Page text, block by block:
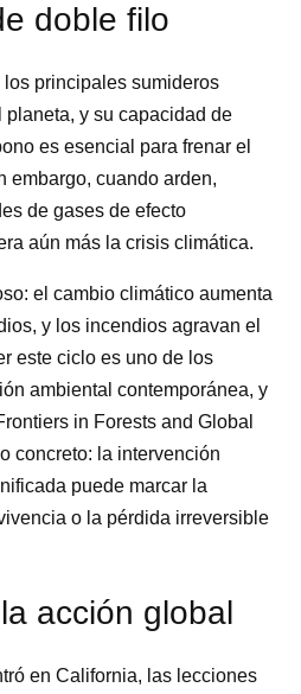
doble filo
principales sumideros
y su capacidad de
es esencial para frenar el
embargo, cuando arden,
de gases de efecto
aún más la crisis climática.
el cambio climático aumenta
y los incendios agravan el
este ciclo es uno de los
ambiental contemporánea, y
in Forests and Global
concreto: la intervención
puede marcar la
o la pérdida irreversible
acción global
en California, las lecciones